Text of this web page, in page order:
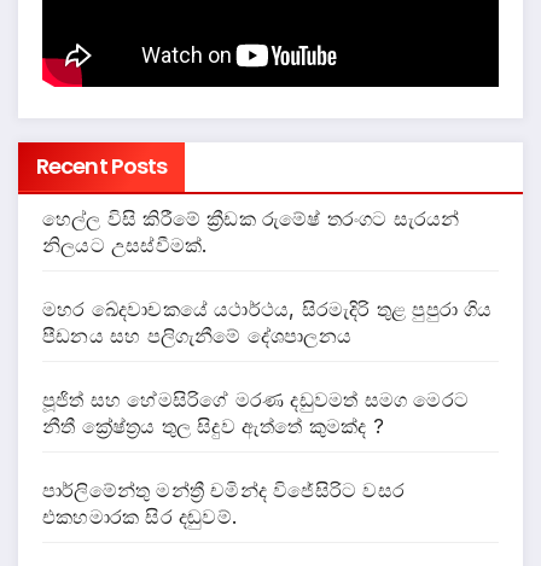
Recent Posts
හෙල්ල විසි කිරීමේ ක්‍රීඩක රුමේෂ් තරංගට සැරයන්
නිලයට උසස්වීමක්.
මහර ඛේදවාචකයේ යථාර්ථය, සිරමැදිරි තුළ පුපුරා ගිය
පීඩනය සහ පලිගැනීමේ දේශපාලනය
පූජිත් සහ හේමසිරිගේ මරණ දඩුවමත් සමග මෙරට
නීතී ක්‍රේෂ්ත්‍රය තුල සිදුව ඇත්තේ කුමක්ද ?
පාර්ලිමේන්තු මන්ත්‍රී චමින්ද විජේසිරිට වසර
එකහමාරක සිර දඬුවම්.